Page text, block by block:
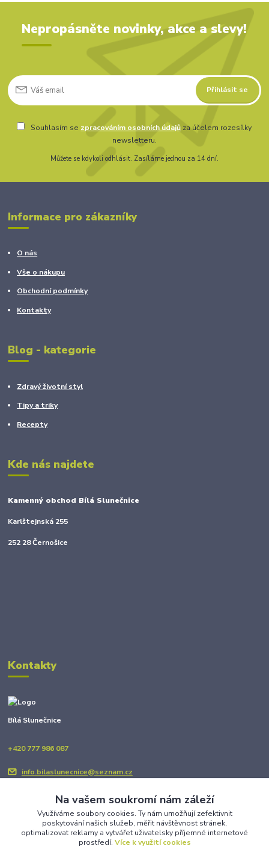
Nepropásněte novinky, akce a slevy!
Přihlásit se
Souhlasím se zpracováním osobních údajů za účelem rozesílky
newsletteru.
Můžete se kdykoli odhlásit. Zasíláme jednou za 14 dní.
Informace pro zákazníky
O nás
Vše o nákupu
Obchodní podmínky
Kontakty
Blog - kategorie
Zdravý životní styl
Tipy a triky
Recepty
Kde nás najdete
Kamenný obchod Bílá Slunečnice
Karlštejnská 255
252 28 Černošice
Kontakty
Bílá Slunečnice
+420 777 986 087
info.bilaslunecnice@seznam.cz
Na vašem soukromí nám záleží
Využíváme soubory cookies. Ty nám umožňují zefektivnit
poskytování našich služeb, měřit návštěvnost stránek,
optimalizovat reklamy a vytvářet uživatelsky příjemné internetové
prostředí. Více k využití cookies